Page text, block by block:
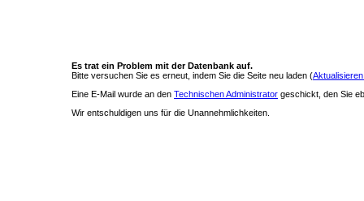
Es trat ein Problem mit der Datenbank auf.
Bitte versuchen Sie es erneut, indem Sie die Seite neu laden (
Eine E-Mail wurde an den Technischen Administrator geschickt, den Sie
Wir entschuldigen uns für die Unannehmlichkeiten.